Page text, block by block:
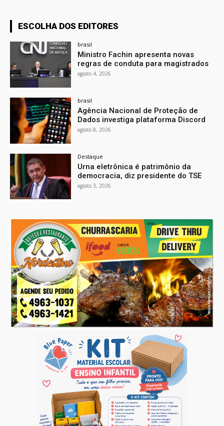
ESCOLHA DOS EDITORES
brasil
Ministro Fachin apresenta novas
regras de conduta para magistrados
agosto 4, 2026
brasil
Agência Nacional de Proteção de
Dados investiga plataforma Discord
agosto 8, 2026
Destaque
Urna eletrônica é patrimônio da
democracia, diz presidente do TSE
agosto 3, 2026